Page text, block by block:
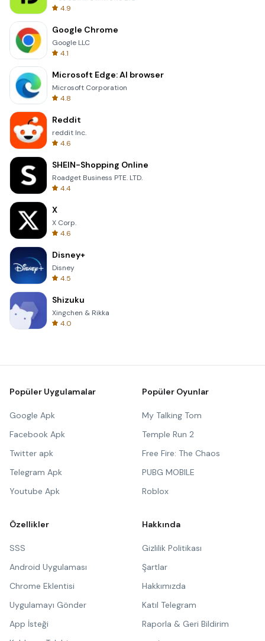
4.9
Google Chrome
Google LLC
4.1
Microsoft Edge: AI browser
Microsoft Corporation
4.8
Reddit
reddit Inc.
4.6
SHEIN-Shopping Online
Roadget Business PTE. LTD.
4.4
X
X Corp.
4.6
Disney+
Disney
4.5
Shizuku
Xingchen & Rikka
4.0
Popüler Uygulamalar
Google Apk
Facebook Apk
Twitter apk
Telegram Apk
Youtube Apk
Popüler Oyunlar
My Talking Tom
Temple Run 2
Free Fire: The Chaos
PUBG MOBILE
Roblox
Özellikler
SSS
Android Uygulaması
Chrome Eklentisi
Uygulamayı Gönder
App İsteği
Hakkında
Gizlilik Politikası
Şartlar
Hakkımızda
Katıl Telegram
Raporla & Geri Bildirim